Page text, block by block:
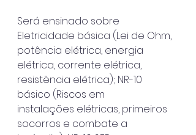
Será ensinado sobre
Eletricidade básica (Lei de Ohm,
potência elétrica, energia
elétrica, corrente elétrica,
resistência elétrica); NR-10
básico (Riscos em
instalações elétricas, primeiros
socorros e combate a